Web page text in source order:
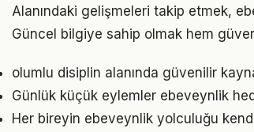
Alanındaki gelişmeleri takip etmek,
Güncel bilgiye sahip olmak hem
olumlu disiplin alanında güvenilir
Günlük küçük eylemler ebeveynlik
Her bireyin ebeveynlik yolculuğu